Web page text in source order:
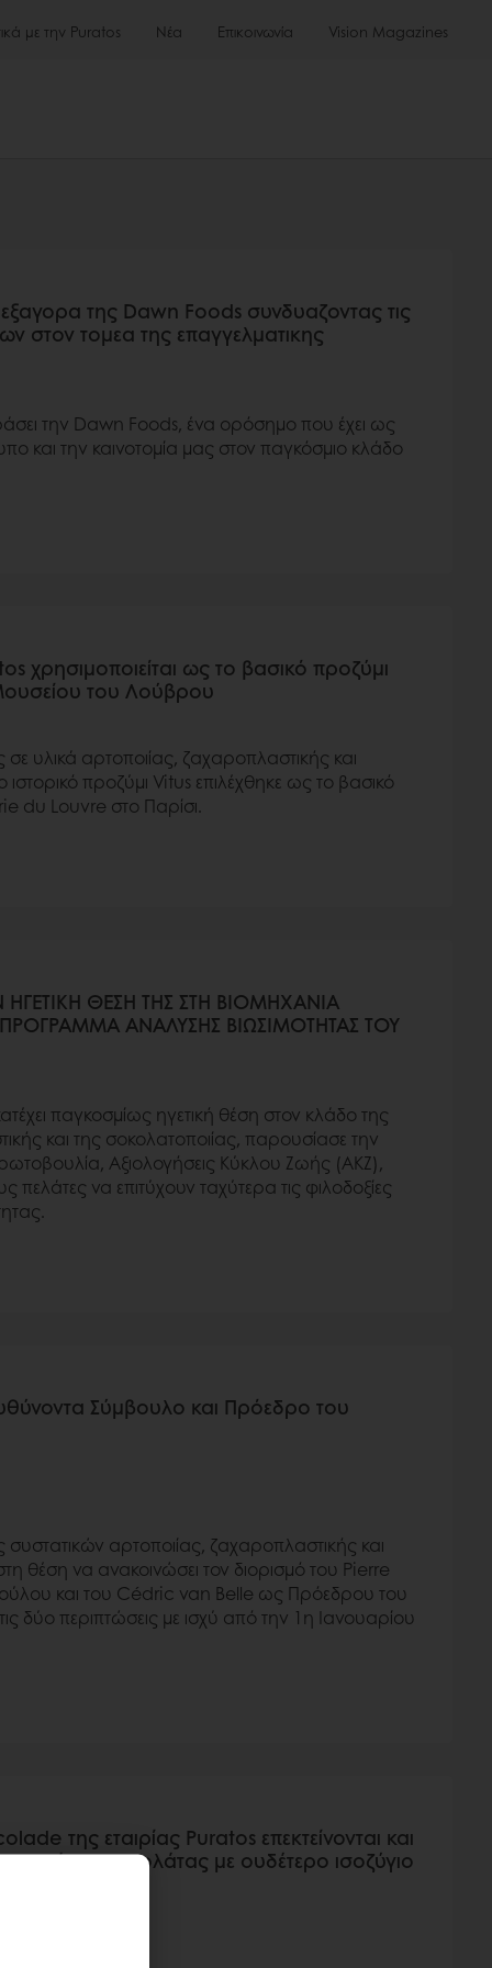
με την Puratos Νέα Επικοινωνία Vision Magazines
της Dawn Foods συνδυαζοντας τις
στον τομεα της επαγγελματικης
την Dawn Foods, ένα ορόσημο που έχει ως
και την καινοτομία μας στον παγκόσμιο κλάδο
χρησιμοποιείται ως το βασικό προζύμι
του Λούβρου
υλικά αρτοποιίας, ζαχαροπλαστικής και
ιστορικό προζύμι Vitus επιλέχθηκε ως το βασικό
du Louvre στο Παρίσι.
ΗΓΕΤΙΚΗ ΘΕΣΗ ΤΗΣ ΣΤΗ ΒΙΟΜΗΧΑΝΙΑ
ΑΝΑΛΥΣΗΣ ΒΙΩΣΙΜΟΤΗΤΑΣ ΤΟΥ
παγκοσμίως ηγετική θέση στον κλάδο της
και της σοκολατοποιίας, παρουσίασε την
Αξιολογήσεις Κύκλου Ζωής (ΑΚΖ),
πελάτες να επιτύχουν ταχύτερα τις φιλοδοξίες
Σύμβουλο και Πρόεδρο του
αρτοποιίας, ζαχαροπλαστικής και
θέση να ανακοινώσει τον διορισμό του Pierre
και του Cédric van Belle ως Πρόεδρου του
δύο περιπτώσεις με ισχύ από την 1η Ιανουαρίου
της εταιρίας Puratos επεκτείνονται και
σοκολάτας με ουδέτερο ισοζύγιο